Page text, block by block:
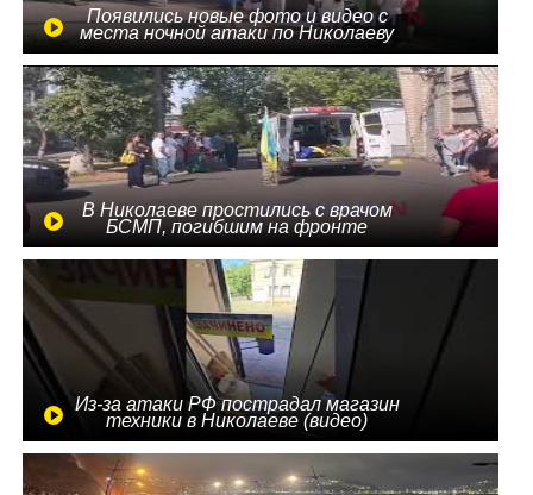
Появились новые фото и видео с
места ночной атаки по Николаеву
В Николаеве простились с врачом
БСМП, погибшим на фронте
Из-за атаки РФ пострадал магазин
техники в Николаеве (видео)